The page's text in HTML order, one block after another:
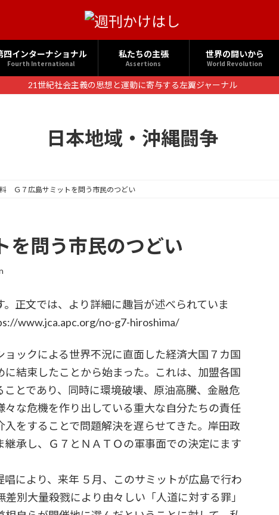
四インターナショナル
Fourth International
私たちの主張
Assertions
世界の闘いから
World Revolution
21世紀社会主義の思想と運動に寄与する左翼ジャーナル
日本地域・沖縄闘争
Ｇ７広島サミットを問う市民のつどい
問う市民のつどい
正文では、より詳細に趣旨が述べられていま
www.jca.apc.org/no-g7-hiroshima/
ックによる世界不況に直面した経済大国７カ国
結束したことから始まった。これは、加盟各国
とであり、同時に環境破壊、原油高騰、金融危
な危機を作り出している重大な自分たちの責任
をすることで問題解決を遅らせてきた。岸田政
承し、Ｇ７とＮＡＴＯの軍事面での決定にます
により、来年 ５月、このサミットが広島で行わ
別大量殺戮により由々しい「人道に対する罪」